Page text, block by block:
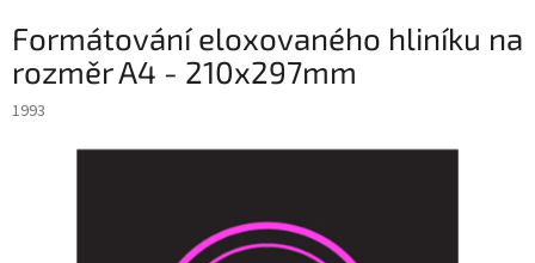
Formátování eloxovaného hliníku na
rozměr A4 - 210x297mm
1993